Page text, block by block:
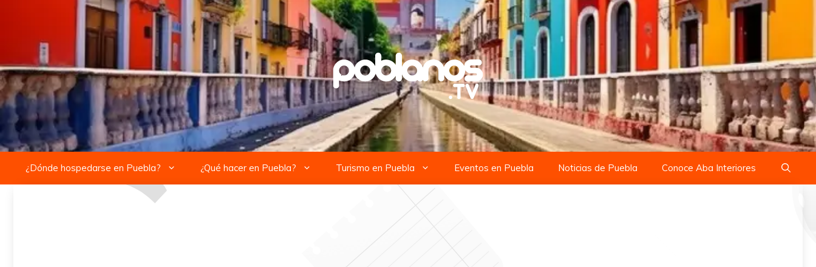
contenido
¿Dónde hospedarse en Puebla? ¿Qué hacer en Puebla? Turismo en Puebla Eventos en Puebla Noticias de Puebla Conoce Aba Interiores